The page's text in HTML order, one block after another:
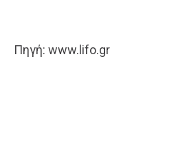
Πηγή: www.lifo.gr